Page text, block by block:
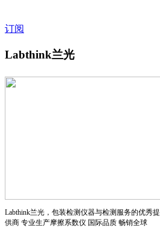
订阅
Labthink兰光
Labthink兰光，包装检测仪器与检测服务的优秀提
供商 专业生产摩擦系数仪 国际品质 畅销全球